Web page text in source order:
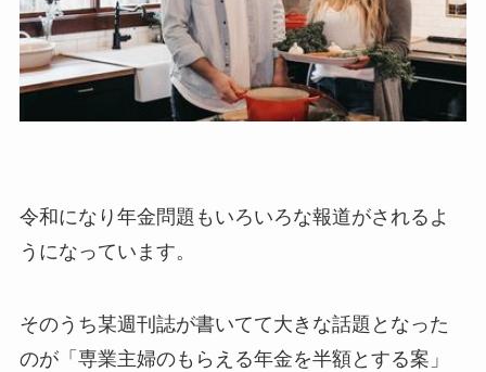
令和になり年金問題もいろいろな報道がされるよ
うになっています。
そのうち某週刊誌が書いてて大きな話題となった
のが「専業主婦のもらえる年金を半額とする案」